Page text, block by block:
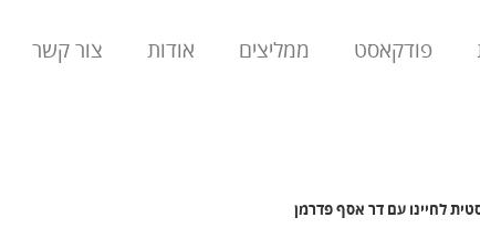
פודקאסט ממליצים אודות צור קשר